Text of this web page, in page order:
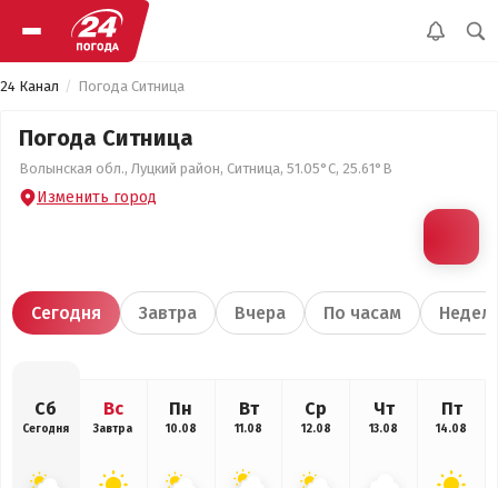
24 Канал Погода Ситница
Погода Ситница
Волынская обл., Луцкий район, Ситница, 51.05°С, 25.61°В
Изменить город
Сегодня Завтра Вчера По часам
Сб
Сегодня
Вс
Завтра
Пн
10.08
Вт
11.08
Ср
12.08
Чт
13.08
Пт
14.08